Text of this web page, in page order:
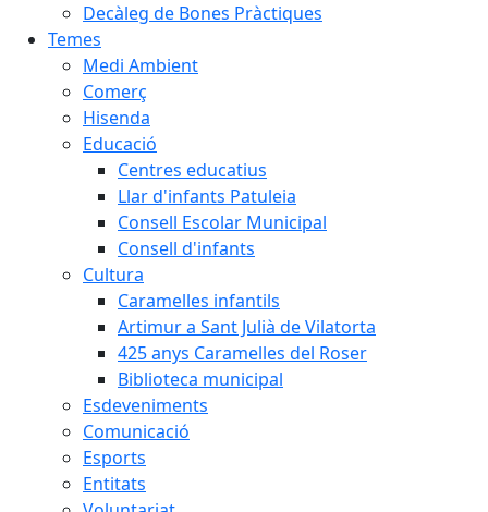
Decàleg de Bones Pràctiques
Temes
Medi Ambient
Comerç
Hisenda
Educació
Centres educatius
Llar d'infants Patuleia
Consell Escolar Municipal
Consell d'infants
Cultura
Caramelles infantils
Artimur a Sant Julià de Vilatorta
425 anys Caramelles del Roser
Biblioteca municipal
Esdeveniments
Comunicació
Esports
Entitats